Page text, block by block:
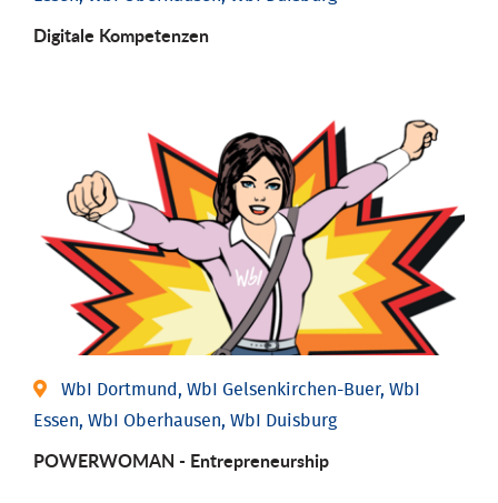
Digitale Kompetenzen
WbI Dortmund, WbI Gelsenkirchen-Buer, WbI
Essen, WbI Oberhausen, WbI Duisburg
POWERWOMAN - Entrepreneurship